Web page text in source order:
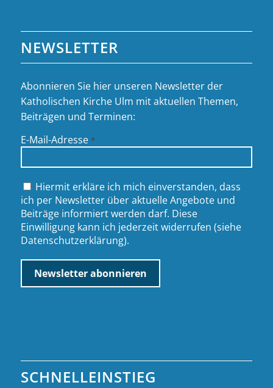
NEWSLETTER
Abonnieren Sie hier unseren Newsletter der
Katholischen Kirche Ulm mit aktuellen Themen,
Beiträgen und Terminen:
E-Mail-Adresse *
Hiermit erkläre ich mich einverstanden, dass
ich per Newsletter über aktuelle Angebote und
Beiträge informiert werden darf. Diese
Einwilligung kann ich jederzeit widerrufen (siehe
Datenschutzerklärung).
SCHNELLEINSTIEG